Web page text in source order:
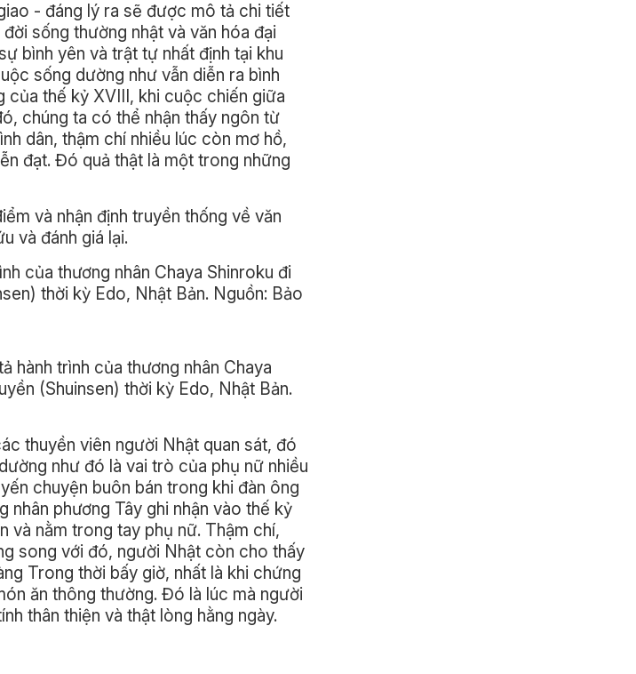
- đáng lý ra sẽ được mô tả chi tiết
sống thường nhật và văn hóa đại
bình yên và trật tự nhất định tại khu
sống dường như vẫn diễn ra bình
thế kỷ XVIII, khi cuộc chiến giữa
chúng ta có thể nhận thấy ngôn từ
dân, thậm chí nhiều lúc còn mơ hồ,
đạt. Đó quả thật là một trong những
và nhận định truyền thống về văn
và đánh giá lại.
hành trình của thương nhân Chaya
(Shuinsen) thời kỳ Edo, Nhật Bản.
thuyền viên người Nhật quan sát, đó
như đó là vai trò của phụ nữ nhiều
chuyện buôn bán trong khi đàn ông
phương Tây ghi nhận vào thế kỷ
và nằm trong tay phụ nữ. Thậm chí,
song với đó, người Nhật còn cho thấy
Trong thời bấy giờ, nhất là khi chứng
ăn thông thường. Đó là lúc mà người
thân thiện và thật lòng hằng ngày.